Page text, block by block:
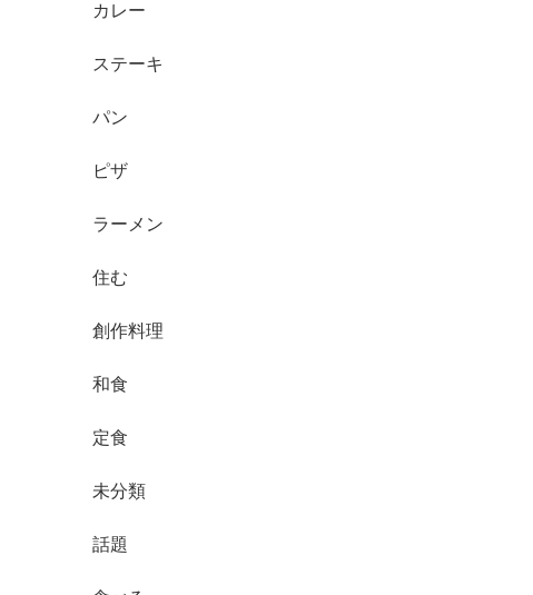
カレー
ステーキ
パン
ピザ
ラーメン
住む
創作料理
和食
定食
未分類
話題